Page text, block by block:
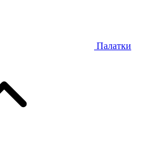
Палатки